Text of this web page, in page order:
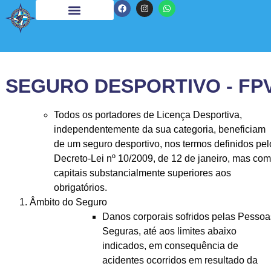
SEGURO DESPORTIVO -
Todos os portadores de Licença Desportiva,
independentemente da sua categoria, beneficiam
de um seguro desportivo, nos termos definidos
Decreto-Lei nº 10/2009, de 12 de janeiro, mas com
capitais substancialmente superiores aos
obrigatórios.
Âmbito do Seguro
Danos corporais sofridos pelas
Seguras, até aos limites abaixo
indicados, em consequência de
acidentes ocorridos em resultado da